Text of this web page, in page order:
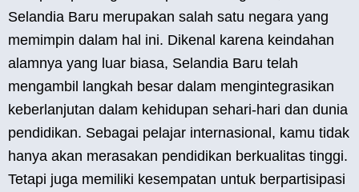
Selandia Baru merupakan salah satu negara yang
memimpin dalam hal ini. Dikenal karena keindahan
alamnya yang luar biasa, Selandia Baru telah
mengambil langkah besar dalam mengintegrasikan
keberlanjutan dalam kehidupan sehari-hari dan dunia
pendidikan. Sebagai pelajar internasional, kamu tidak
hanya akan merasakan pendidikan berkualitas tinggi.
Tetapi juga memiliki kesempatan untuk berpartisipasi